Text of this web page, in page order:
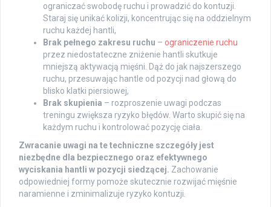
ograniczać swobodę ruchu i prowadzić do kontuzji.
Staraj się unikać kolizji, koncentrując się na oddzielnym
ruchu każdej hantli,
Brak pełnego zakresu ruchu – ograniczenie ruchu
przez niedostateczne zniżenie hantli skutkuje
mniejszą aktywacją mięśni. Dąż do jak najszerszego
ruchu, przesuwając hantle od pozycji nad głową do
blisko klatki piersiowej,
Brak skupienia – rozproszenie uwagi podczas
treningu zwiększa ryzyko błędów. Warto skupić się na
każdym ruchu i kontrolować pozycję ciała.
Zwracanie uwagi na te techniczne szczegóły jest
niezbędne dla bezpiecznego oraz efektywnego
wyciskania hantli w pozycji siedzącej. Zachowanie
odpowiedniej formy pomoże skutecznie rozwijać mięśnie
naramienne i zminimalizuje ryzyko kontuzji.